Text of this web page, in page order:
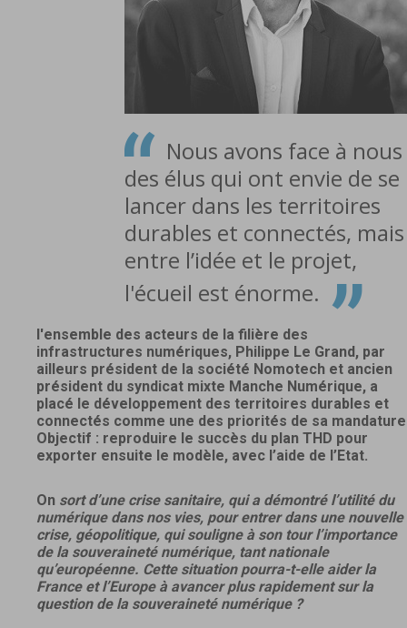
“ Nous avons face à nous
des élus qui ont envie de se
lancer dans les territoires
durables et connectés, mais
entre l’idée et le projet,
l'écueil est énorme. ”
l'ensemble des acteurs de la filière des
infrastructures numériques, Philippe Le Grand, par
ailleurs président de la société Nomotech et ancien
président du syndicat mixte Manche Numérique, a
placé le développement des territoires durables et
connectés comme une des priorités de sa
Objectif : reproduire le succès du plan THD pour
exporter ensuite le modèle, avec l’aide de l’Etat.
On sort d’une crise sanitaire, qui a démontré l’utilité du
numérique dans nos vies, pour entrer dans une nouvelle
crise, géopolitique, qui souligne à son tour l’importance
de la souveraineté numérique, tant nationale
qu’européenne. Cette situation pourra-t-elle aider la
France et l’Europe à avancer plus rapidement sur la
question de la souveraineté numérique ?